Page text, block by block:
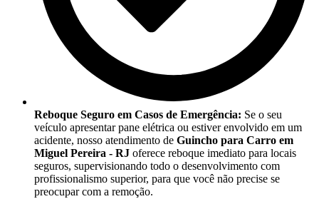
Reboque Seguro em Casos de Emergência: Se o seu
veículo apresentar pane elétrica ou estiver envolvido em um
acidente, nosso atendimento de Guincho para Carro em
Miguel Pereira - RJ oferece reboque imediato para locais
seguros, supervisionando todo o desenvolvimento com
profissionalismo superior, para que você não precise se
preocupar com a remoção.